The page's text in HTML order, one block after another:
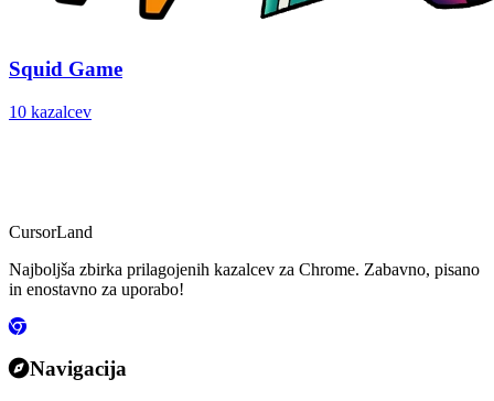
Squid Game
10 kazalcev
CursorLand
Najboljša zbirka prilagojenih kazalcev za Chrome. Zabavno, pisano
in enostavno za uporabo!
Navigacija